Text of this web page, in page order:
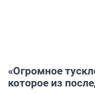
«Огромное
которое из